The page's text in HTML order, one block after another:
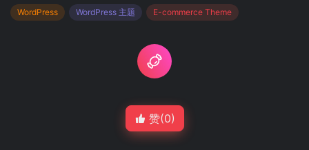
WordPress WordPress 主题 E-commerce Theme
赞(0)